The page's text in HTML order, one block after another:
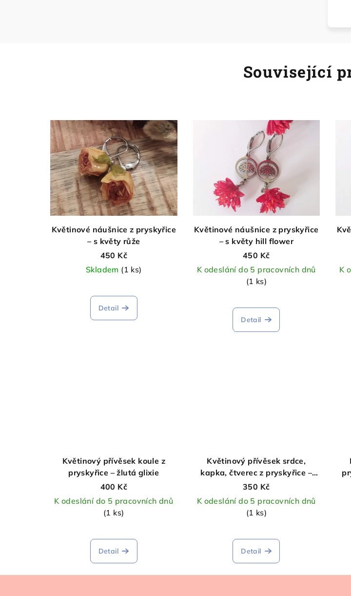
Související
Květinové náušnice z pryskyřice
– s květy růže
450 Kč
Skladem (1 ks)
Detail
Květinové náušnice z pryskyřice
– s květy hill flower
450 Kč
K odeslání do 5 pracovních dnů
(1 ks)
Detail
K
Květinový přívěsek koule z
pryskyřice – žlutá glixie
400 Kč
K odeslání do 5 pracovních dnů
(1 ks)
Detail
Květinový přívěsek srdce,
kapka, čtverec z pryskyřice –
pomněnka
350 Kč
K odeslání do 5 pracovních dnů
(1 ks)
Detail